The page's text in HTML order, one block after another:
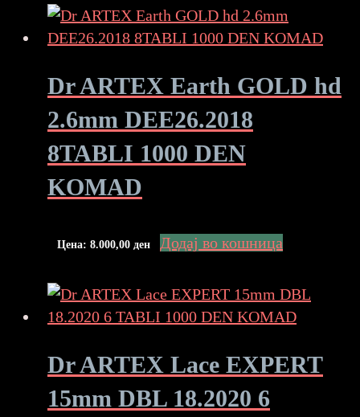
Dr ARTEX Earth GOLD hd
2.6mm DEE26.2018
8TABLI 1000 DEN
KOMAD
Цена: 8.000,00 ден Додај во кошница
Dr ARTEX Lace EXPERT
15mm DBL 18.2020 6